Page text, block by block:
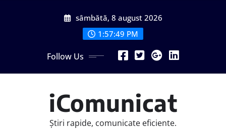
sâmbătă, 8 august 2026
1:57:50 PM
Follow Us
iComunicat
Știri rapide, comunicate eficiente.